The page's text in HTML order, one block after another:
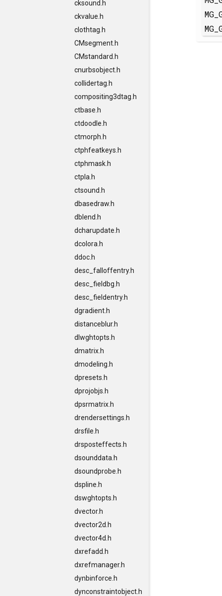
cksound.h
ckvalue.h
clothtag.h
CMsegment.h
CMstandard.h
cnurbsobject.h
collidertag.h
compositing3dtag.h
ctbase.h
ctdoodle.h
ctmorph.h
ctphfeatkeys.h
ctphmask.h
ctpla.h
ctsound.h
dbasedraw.h
dblend.h
dcharupdate.h
dcolora.h
ddoc.h
desc_falloffentry.h
desc_fieldbg.h
desc_fieldentry.h
dgradient.h
distanceblur.h
dlwghtopts.h
dmatrix.h
dmodeling.h
dpresets.h
dprojobjs.h
dpsrmatrix.h
drendersettings.h
drsfile.h
drsposteffects.h
dsounddata.h
dsoundprobe.h
dspline.h
dswghtopts.h
dvector.h
dvector2d.h
dvector4d.h
dxrefadd.h
dxrefmanager.h
dynbinforce.h
dynconstraintobject.h